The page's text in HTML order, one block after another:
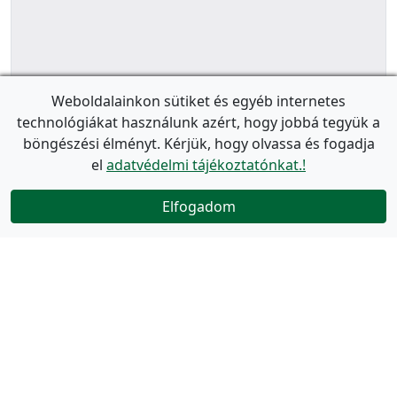
Weboldalainkon sütiket és egyéb internetes
technológiákat használunk azért, hogy jobbá tegyük a
böngészési élményt. Kérjük, hogy olvassa és fogadja
el adatvédelmi tájékoztatónkat.!
Elfogadom